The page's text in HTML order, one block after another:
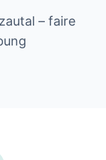
– faire